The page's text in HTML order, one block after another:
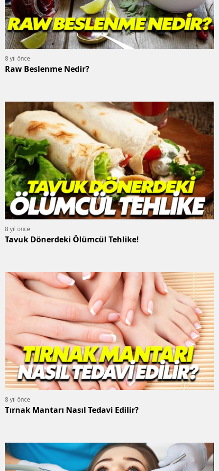
8 yıl önce
Raw Beslenme Nedir?
8 yıl önce
Tavuk Dönerdeki Ölümcül Tehlike!
8 yıl önce
Tırnak Mantarı Nasıl Tedavi Edilir?